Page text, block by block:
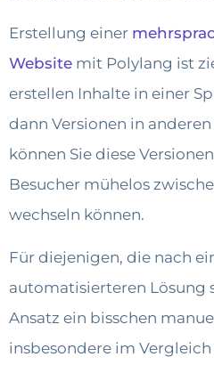
Erstellung einer
Website mit Polylang ist
erstellen Inhalte in einer
dann Versionen in
können Sie diese
Besucher mühelos
wechseln können.
Für diejenigen, die nach
automatisierteren Lösung
Ansatz ein bisschen
insbesondere im